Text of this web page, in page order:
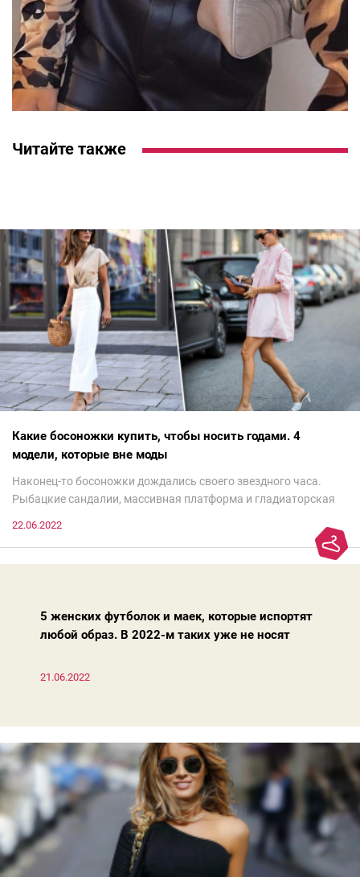
Читайте также
Какие босоножки купить, чтобы носить годами. 4
модели, которые вне моды
Наконец-то босоножки дождались своего звездного часа.
Рыбацкие сандалии, массивная платформа и гладиаторская
модно, совсем не обязательно бежать за ними в магазин.
Достаточно лишь провести ревизию прошлогодних покупок.
22.06.2022
5 женских футболок и маек, которые испортят
любой образ. В 2022-м таких уже не носят
21.06.2022